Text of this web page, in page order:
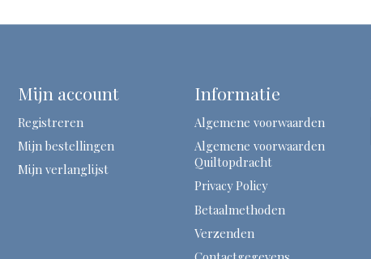
Mijn account
Registreren
Mijn bestellingen
Mijn verlanglijst
Informatie
Algemene voorwaarden
Algemene voorwaarden
Quiltopdracht
Privacy Policy
Betaalmethoden
Verzenden